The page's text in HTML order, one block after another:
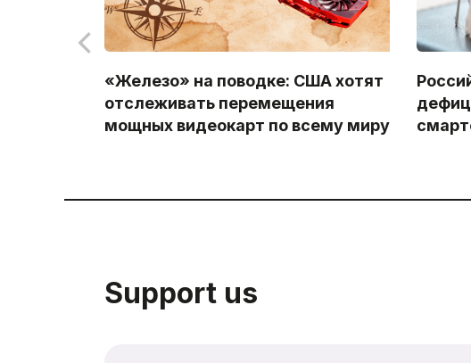
«Железо» на поводке: США хотят
отслеживать перемещения
мощных видеокарт по всему миру
Support us